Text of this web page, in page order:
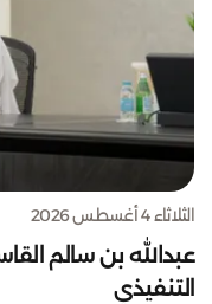
الثلاثاء 4 أغسطس 2026
عبدالله بن سالم
التنفيذي